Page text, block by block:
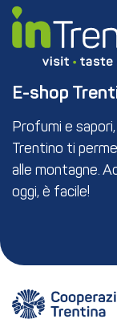
E-shop
Profumi e
Trentino ti
alle montagne.
oggi, è facile!